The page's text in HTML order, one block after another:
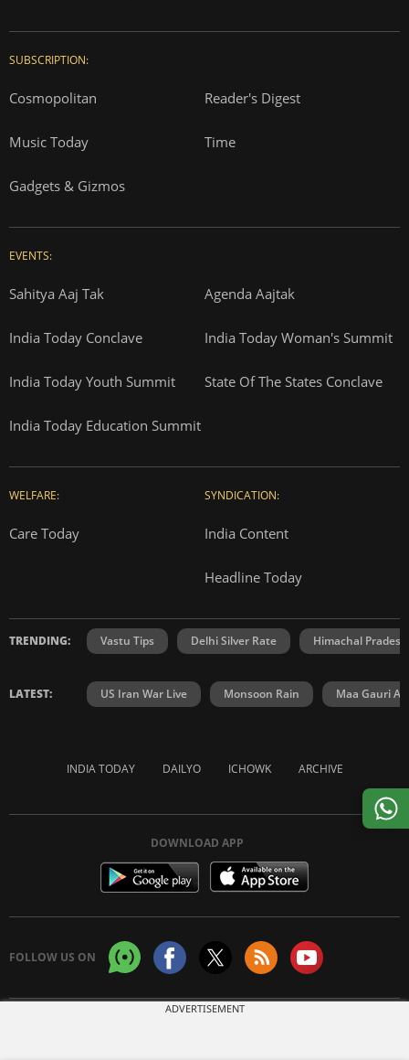
SUBSCRIPTION:
Cosmopolitan Reader's Digest
Music Today Time
Gadgets & Gizmos
EVENTS:
Sahitya Aaj Tak Agenda Aajtak
India Today Conclave India Today Woman's Summit
India Today Youth Summit State Of The States Conclave
India Today Education Summit
WELFARE:
Care Today
SYNDICATION:
India Content
Headline Today
TRENDING: Vastu Tips Delhi Silver Rate Himachal
LATEST: US Iran War Live Monsoon Rain Maa Gauri
INDIA TODAY DAILYO ICHOWK ARCHIVE
DOWNLOAD APP
FOLLOW US ON
ADVERTISEMENT